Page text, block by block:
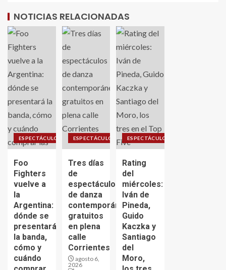
NOTICIAS RELACIONADAS
ESPECTÁCULO
Foo
Fighters
vuelve a
la
Argentina:
dónde se
presentará
la banda,
cómo y
cuándo
ESPECTÁCULO
Tres días
de
espectáculos
de danza
contemporánea
gratuitos
en plena
calle
Corrientes
agosto 6,
2026
ESPECTÁCULO
Rating
del
miércoles:
Iván de
Pineda,
Guido
Kaczka y
Santiago
del
Moro,